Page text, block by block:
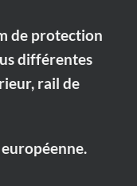
de protection
différentes
rail de